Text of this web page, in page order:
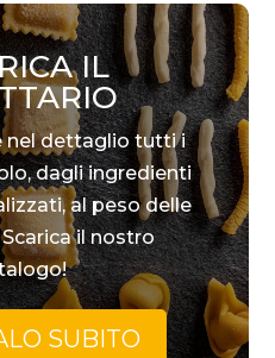
IL
nel dettaglio tutti i
dagli ingredienti
al peso delle
il nostro
SUBITO